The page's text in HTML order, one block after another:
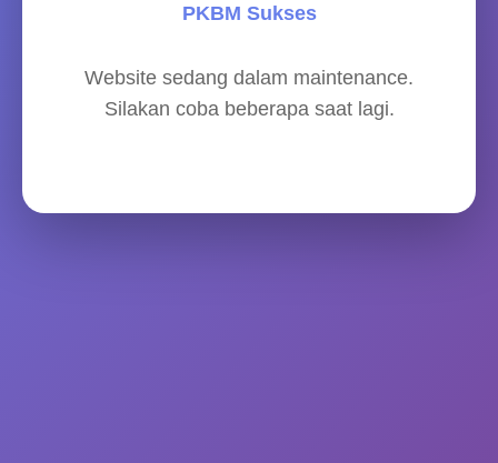
PKBM Sukses
Website sedang dalam maintenance.
Silakan coba beberapa saat lagi.